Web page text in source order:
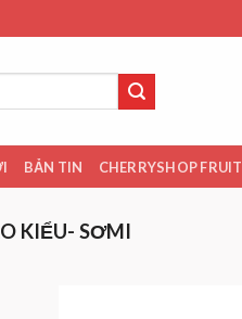
BẢN TIN CHERRYSHOP FRUIT
KIỂU- SƠMI